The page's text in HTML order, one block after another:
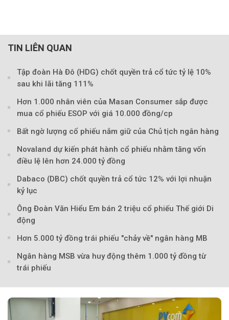
Theo Sở hữu trí
TIN LIÊN QUAN
Tập đoàn Hà Đô (HDG) chốt quyền trả cổ tức tỷ lệ 10%
sau khi lãi tăng 111%
Hơn 1.000 nhân viên của Masan Consumer sắp được
mua cổ phiếu ESOP với giá 10.000 đồng/cp
Bất ngờ lượng cổ phiếu nắm giữ của Chủ tịch ngân hàng
Novaland dự kiến phát hành cổ phiếu nhằm tăng vốn
điều lệ lên hơn 24.000 tỷ đồng
Dabaco (DBC) chốt quyền trả cổ tức 12% với lợi nhuận
kỷ lục
Ông Đoàn Văn Hiểu Em bán 2 triệu cổ phiếu Thế giới Di
động
Hơn 5.000 tỷ đồng trái phiếu "chảy về" ngân hàng MB
Ngân hàng MSB vừa huy động thêm 1.000 tỷ đồng từ
trái phiếu